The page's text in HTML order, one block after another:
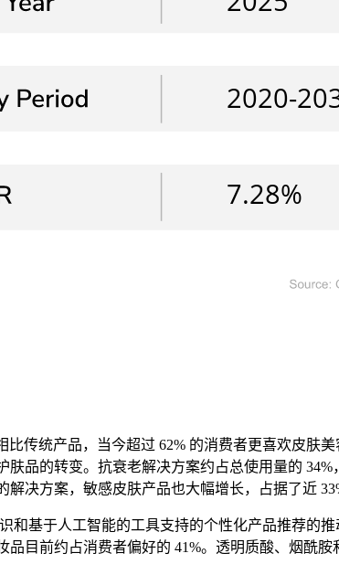
传统产品，当今超过 62% 的消费者更喜欢皮肤美
品的转变。抗衰老解决方案约占总使用量的 34%
决方案，敏感皮肤产品也大幅增长，占据了近
和基于人工智能的工具支持的个性化产品推荐的
目前约占消费者偏好的 41%。透明质酸、烟酰胺